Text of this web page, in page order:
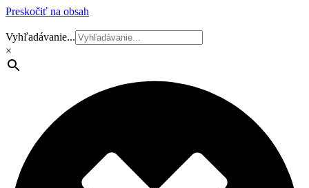
Preskočiť na obsah
Vyhľadávanie...
×